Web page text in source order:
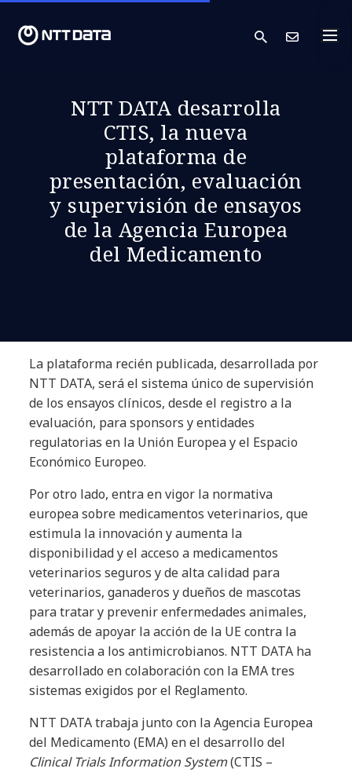
search
NTT DATA desarrolla
CTIS, la nueva
plataforma de
presentación, evaluación
y supervisión de ensayos
de la Agencia Europea
del Medicamento
La plataforma recién publicada, desarrollada por
NTT DATA, será el sistema único de supervisión
de los ensayos clínicos, desde el registro a la
evaluación, para sponsors y entidades
regulatorias en la Unión Europea y el Espacio
Económico Europeo.
Por otro lado, entra en vigor la normativa
europea sobre medicamentos veterinarios, que
estimula la innovación y aumenta la
disponibilidad y el acceso a medicamentos
veterinarios seguros y de alta calidad para
veterinarios, ganaderos y dueños de mascotas
para tratar y prevenir enfermedades animales,
además de apoyar la acción de la UE contra la
resistencia a los antimicrobianos. NTT DATA ha
desarrollado en colaboración con la EMA tres
sistemas exigidos por el Reglamento.
NTT DATA trabaja junto con la Agencia Europea
del Medicamento (EMA) en el desarrollo del
Clinical Trials Information System(CTIS –